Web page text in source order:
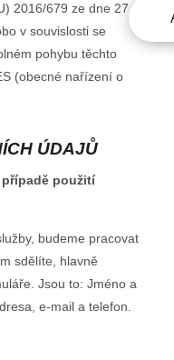
2016/679 ze dne 27.
v souvislosti se
pohybu těchto
(obecné nařízení o
ÚDAJŮ
použití
budeme pracovat
sdělíte, hlavně
Jsou to: Jméno a
e-mail a telefon.